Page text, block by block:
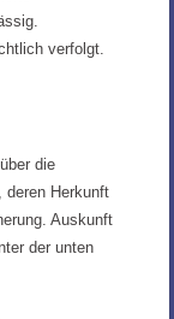
verfolgt.
die
deren Herkunft
Auskunft
der unten